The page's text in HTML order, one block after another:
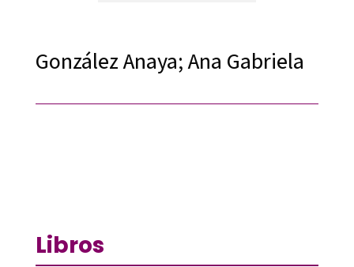
González Anaya; Ana Gabriela
Libros